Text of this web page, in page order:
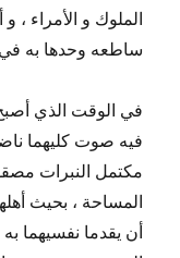
الملوك و الأمراء
ساطعه وحدها به
في الوقت الذي
فيه صوت كليهما
مكتمل النبرات
المساحة ، بحيث
أن يقدما نفسيهما به